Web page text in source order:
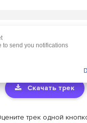
песню Цыган Ваня
сундукив mp3 или
Скачать трек
трек одной
to send you notifications